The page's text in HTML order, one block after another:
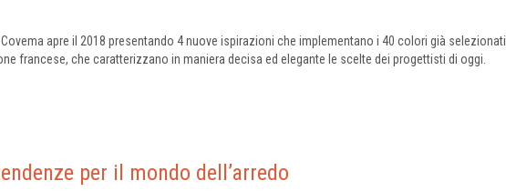
apre il 2018 presentando 4 nuove ispirazioni che implementano i 40 colori già selezionati
francese, che caratterizzano in maniera decisa ed elegante le scelte dei progettisti di oggi.
per il mondo dell’arredo